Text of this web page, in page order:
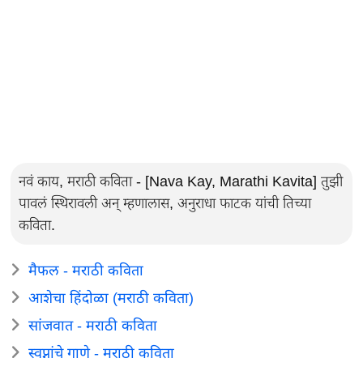
नवं काय, मराठी कविता - [Nava Kay, Marathi Kavita] तुझी
पावलं स्थिरावली अन्‌ म्हणालास, अनुराधा फाटक यांची तिच्या
कविता.
मैफल - मराठी कविता
आशेचा हिंदोळा (मराठी कविता)
सांजवात - मराठी कविता
स्वप्नांचे गाणे - मराठी कविता